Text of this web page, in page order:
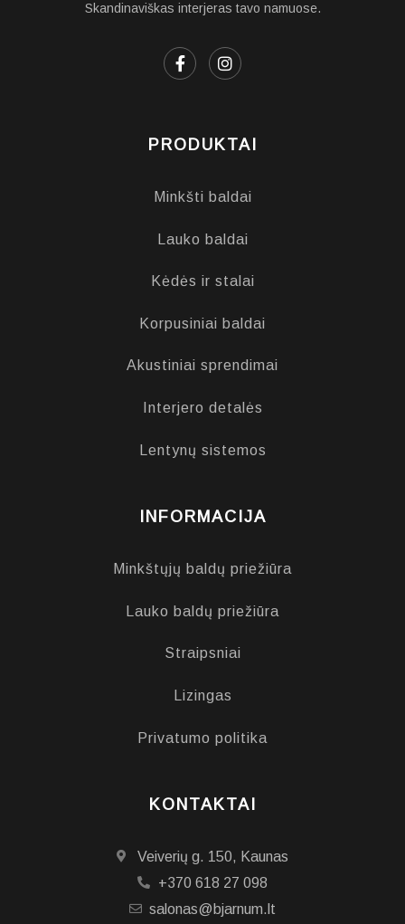
Skandinaviškas interjeras tavo namuose.
PRODUKTAI
Minkšti baldai
Lauko baldai
Kėdės ir stalai
Korpusiniai baldai
Akustiniai sprendimai
Interjero detalės
Lentynų sistemos
INFORMACIJA
Minkštųjų baldų priežiūra
Lauko baldų priežiūra
Straipsniai
Lizingas
Privatumo politika
KONTAKTAI
Veiverių g. 150, Kaunas
+370 618 27 098
salonas@bjarnum.lt